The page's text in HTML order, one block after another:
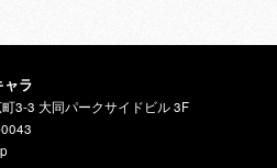
ラ
3-3 大同パークサイドビル 3F